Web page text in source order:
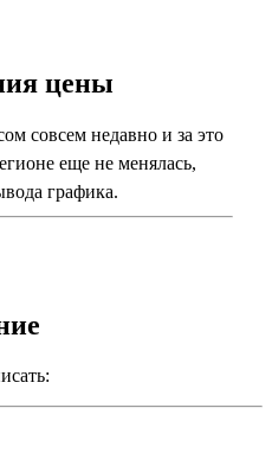
цены
совсем недавно и за это
еще не менялась,
графика.